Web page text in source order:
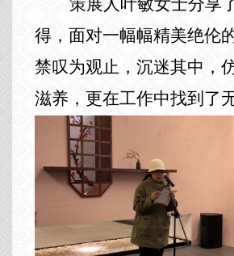
策展人叶敏女士分享
得，面对一幅幅精美绝伦
禁叹为观止，沉迷其中，
滋养，更在工作中找到了